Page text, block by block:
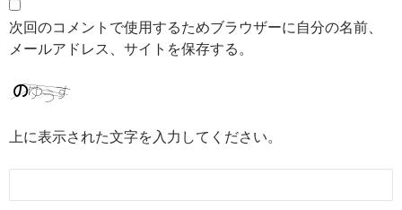
次回のコメントで使用するためブラウザーに自分の名前、
メールアドレス、サイトを保存する。
上に表示された文字を入力してください。